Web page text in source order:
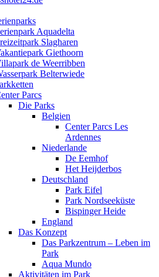
Aquadelta
Slagharen
Giethoorn
de Weerribben
Belterwiede
Parcs
Die Parks
Belgien
Center Parcs Les
Ardennes
Niederlande
De Eemhof
Het Heijderbos
Deutschland
Park Eifel
Park Nordseeküste
Bispinger Heide
England
Das Konzept
Das Parkzentrum – Leben im
Park
Aqua Mundo
Aktivitäten im Park